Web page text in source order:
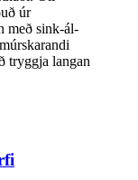
úr
með sink-ál-
tryggja langan